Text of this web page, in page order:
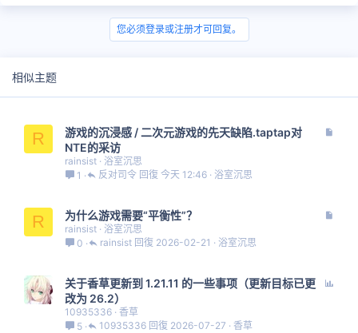
您必须登录或注册才可回复。
相似主题
R
游戏的沉浸感 / 二次元游戏的先天缺陷.taptap对
NTE的采访
rainsist
浴室沉思
1
浴室沉思
今天 12:46
反对司令
R 为什么游戏需要“平衡性”？
rainsist
浴室沉思
0
浴室沉思
2026-02-21
rainsist
关于香草更新到 1.21.11 的一些事项（更新目标已更
改为 26.2）
10935336 香草
5
香草
2026-07-27
10935336